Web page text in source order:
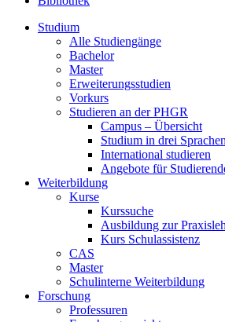
Studium
Alle Studiengänge
Bachelor
Master
Erweiterungsstudien
Vorkurs
Studieren an der PHGR
Campus – Übersicht
Studium in drei Sprachen
International studieren
Angebote für
Weiterbildung
Kurse
Kurssuche
Ausbildung zur
Kurs Schulassistenz
CAS
Master
Schulinterne Weiterbildung
Forschung
Professuren